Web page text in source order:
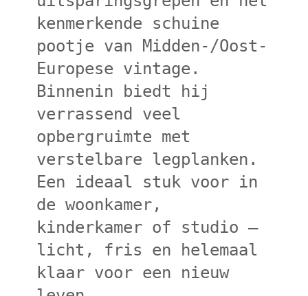
kenmerkende schuine
pootje van Midden-/Oost-
Europese vintage.
Binnenin biedt hij
verrassend veel
opbergruimte met
verstelbare legplanken.
Een ideaal stuk voor in
de woonkamer,
kinderkamer of studio —
licht, fris en helemaal
klaar voor een nieuw